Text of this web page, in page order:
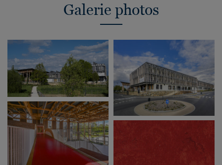
Galerie photos